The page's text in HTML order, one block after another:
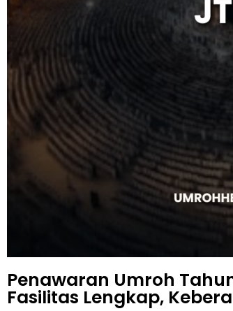
Penawaran Umroh
Fasilitas Lengkap,